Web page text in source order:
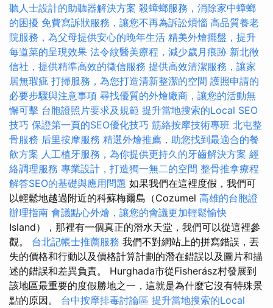
聽人士設計的助聽器解決方案 殺蟑螂服務，消除家中蟑螂
的困擾 免費寫訴狀服務，讓您不再為訴訟煩惱 高品質養老
院服務，為父母提供安心的晚年生活 精美外燴擺盤，提升
每道菜的呈現效果 法令紋醫美療程，減少歲月痕跡 新北徵
信社，提供精準高效的徵信服務 提供高效清潔服務，讓家
居無瑕疵 打掃服務，為您打造清新整潔的空間 護照申請的
必要步驟與注意事項 尋找優質的外燴廠商，讓您的活動無
懈可擊 台胞證照片要求及規範 提升當地搜索的Local SEO
技巧 保證第一頁的SEO優化技巧 筋絡按摩技術專班 北屯整
骨服務 后里按摩服務 精選外燴推薦，助您找到最適合的餐
飲方案 人工植牙服務，為你提供更持久的牙齒解決方案 經
絡調理服務 專業設計，打造獨一無二的空間 整骨推拿療程
解答SEO的基礎與應用問題 如果我們在這裡度假，我們可
以輕鬆地越過附近的科蘇梅爾島（Cozumel 高雄的台胞證
辦理指南 會議點心外燴，讓您的會議更加輕鬆愉快
Island），那裡有一個真正的潛水天堂，我們可以從這裡參
觀。 台北記帳士推薦服務 我們不對網站上的拼寫錯誤，丟
失的價格和行動以及價格計算計劃的潛在錯誤以及圖片和描
述的錯誤和差異負責。 Hurghada市從Fisherász村發展到
該地區最重要的度假勝地之一，這就是為什麼它沒有特殊景
點的原因。 台中按摩排毒討論區 提升當地搜索的Local